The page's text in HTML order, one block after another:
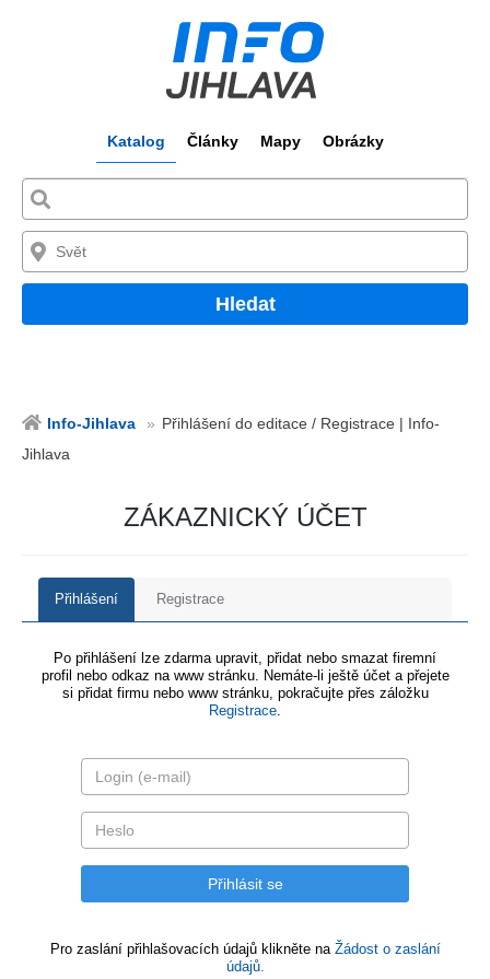
Katalog Články Mapy Obrázky
Hledat
Info-Jihlava
Přihlášení do editace / Registrace | Info-
Jihlava
ZÁKAZNICKÝ ÚČET
Přihlášení Registrace
Po přihlášení lze zdarma upravit, přidat nebo smazat firemní
profil nebo odkaz na www stránku. Nemáte-li ještě účet a přejete
si přidat firmu nebo www stránku, pokračujte přes záložku
Registrace.
Pro zaslání přihlašovacích údajů klikněte na Žádost o zaslání
údajů.